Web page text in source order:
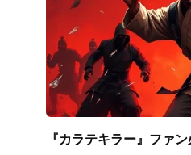
『カラテキラー』ファ